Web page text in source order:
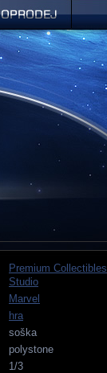
Premium Collectibles
Studio
Marvel
hra
soška
polystone
1/3